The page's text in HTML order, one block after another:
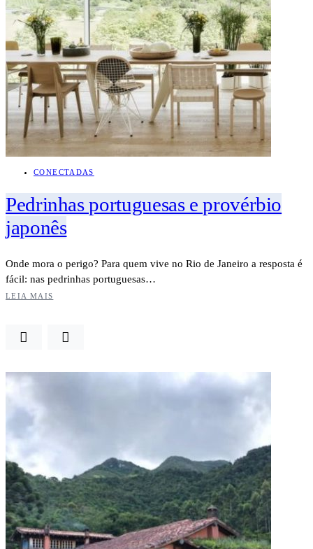
CONECTADAS
Pedrinhas portuguesas e provérbio
japonês
Onde mora o perigo? Para quem vive no Rio de Janeiro a resposta é
fácil: nas pedrinhas portuguesas…
LEIA MAIS